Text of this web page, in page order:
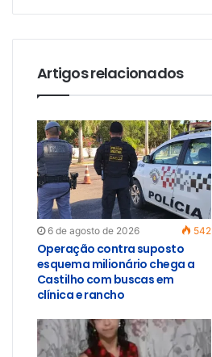
Artigos relacionados
6 de agosto de 2026 542
Operação contra suposto
esquema milionário chega a
Castilho com buscas em
clínica e rancho